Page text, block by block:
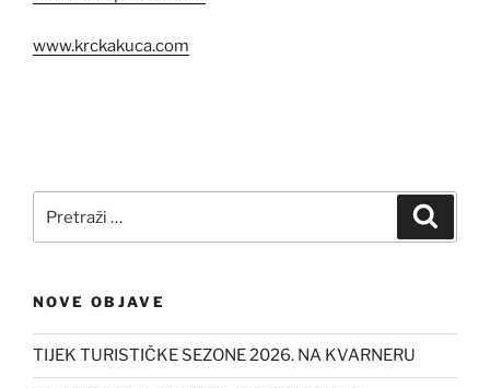
www.krckakuca.com
NOVE OBJAVE
TIJEK TURISTIČKE SEZONE 2026. NA KVARNERU